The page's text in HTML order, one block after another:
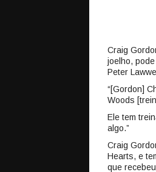
Craig
joelho,
Peter
“[Gordon]
Woods
Ele tem
algo.”
Craig
Hearts, e
que